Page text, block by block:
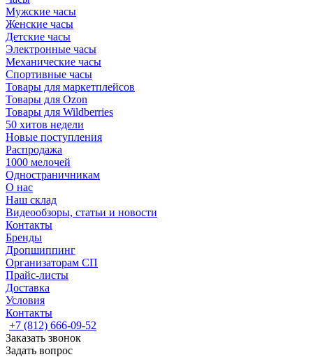
Мужские часы
Женские часы
Детские часы
Электронные часы
Механические часы
Спортивные часы
Товары для маркетплейсов
Товары для Ozon
Товары для Wildberries
50 хитов недели
Новые поступления
Распродажа
1000 мелочей
Одностраничникам
О нас
Наш склад
Видеообзоры, статьи и новости
Контакты
Бренды
Дропшиппинг
Организаторам СП
Прайс-листы
Доставка
Условия
Контакты
+7 (812) 666-09-52
Заказать звонок
Задать вопрос